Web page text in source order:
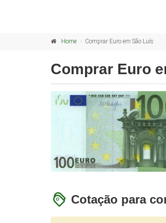
Home Comprar Euro em São Luís
Comprar Euro
Cotação para